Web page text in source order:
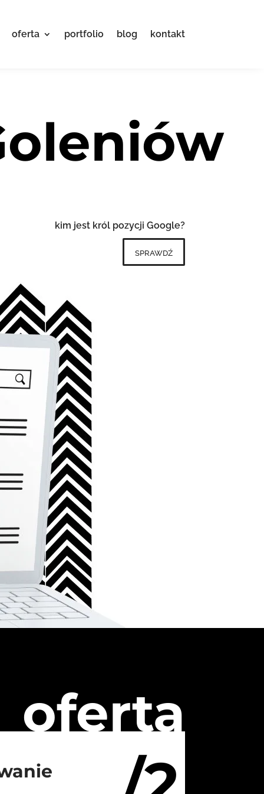
oferta portfolio blog kontakt
kim jest król pozycji Google?
sprawdź
oferta